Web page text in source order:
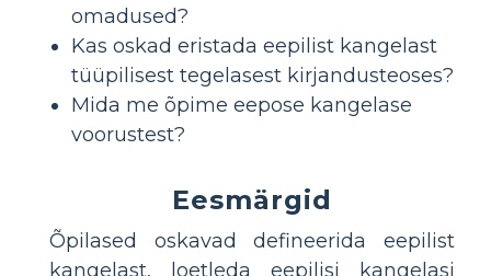
omadused?
Kas oskad eristada eepilist kangelast
tüüpilisest tegelasest kirjandusteoses?
Mida me õpime eepose kangelase
voorustest?
Eesmärgid
Õpilased oskavad defineerida eepilist
kangelast, loetleda eepilisi kangelasi